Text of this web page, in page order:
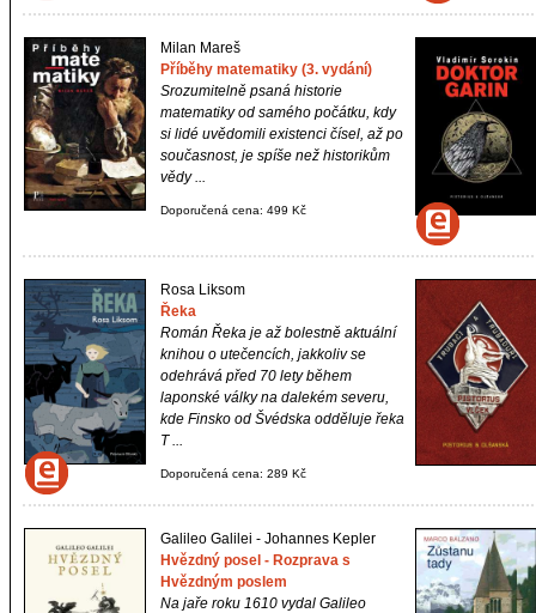
Milan Mareš
Příběhy matematiky (3. vydání)
Srozumitelně psaná historie
matematiky od samého počátku, kdy
si lidé uvědomili existenci čísel, až po
současnost, je spíše než historikům
vědy ...
Doporučená cena: 499 Kč
Rosa Liksom
Řeka
Román Řeka je až bolestně aktuální
knihou o utečencích, jakkoliv se
odehrává před 70 lety během
laponské války na dalekém severu,
kde Finsko od Švédska odděluje řeka
T ...
Doporučená cena: 289 Kč
Galileo Galilei - Johannes Kepler
Hvězdný posel - Rozprava s
Hvězdným poslem
Na jaře roku 1610 vydal Galileo